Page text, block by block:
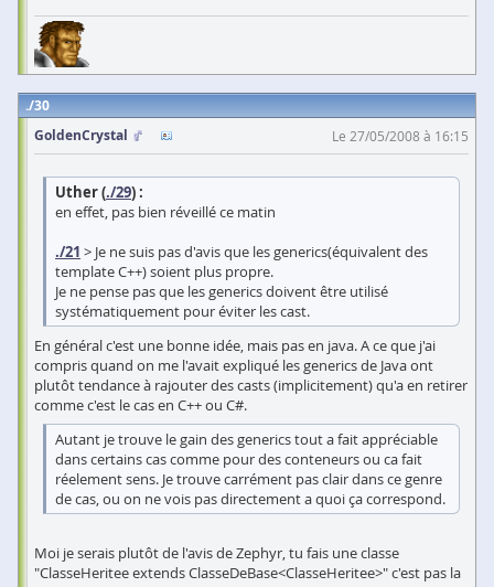
30
GoldenCrystal
Le 27/05/2008 à 16:15
Uther (./29) :
en effet, pas bien réveillé ce matin
./21 > Je ne suis pas d'avis que les generics(équivalent des
template C++) soient plus propre.
Je ne pense pas que les generics doivent être utilisé
systématiquement pour éviter les cast.
En général c'est une bonne idée, mais pas en java. A ce que j'ai
compris quand on me l'avait expliqué les generics de Java ont
plutôt tendance à rajouter des casts (implicitement) qu'a en retirer
comme c'est le cas en C++ ou C#.
Autant je trouve le gain des generics tout a fait appréciable
dans certains cas comme pour des conteneurs ou ca fait
réelement sens. Je trouve carrément pas clair dans ce genre
de cas, ou on ne vois pas directement a quoi ça correspond.
Moi je serais plutôt de l'avis de Zephyr, tu fais une classe
"ClasseHeritee extends ClasseDeBase<ClasseHeritee>" c'est pas la